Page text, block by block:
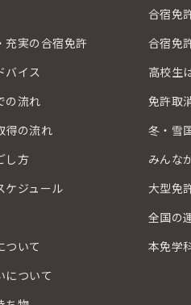
充実の合宿免許
バイス
の流れ
得の流れ
し方
ケジュール
ついて
について
合宿免
合宿免
高校生
免許取
冬・雪
みんな
大型免
全国の
本免学